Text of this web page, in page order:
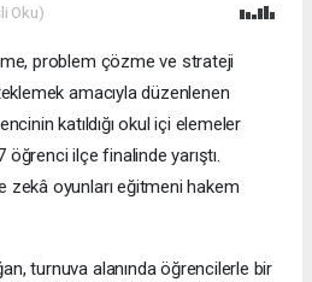
Oku)
problem çözme ve strateji
amacıyla düzenlenen
katıldığı okul içi elemeler
ilçe finalinde yarıştı.
zekâ oyunları eğitmeni hakem
turnuva alanında öğrencilerle bir